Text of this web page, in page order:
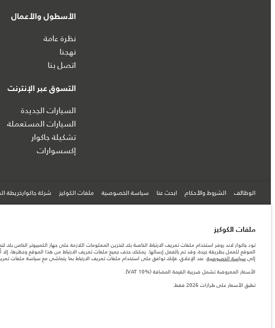
الأسطول والأعمال
نظرة عامة
نهجنا
اتصل بنا
التسوق عبر الإنترنت
السيارات الجديدة
السيارات المستعملة
تشكيلة جاكوار
إكسسوارات
الوظائف الشروط والأحكام ابحث عنا سياسة الخصوصية ملفات الكوكيز شركة جاكوارخريطة
البحرين, السيارات الأوروبية
المعلومات والمواصفات والأسعار والألوان المذكورة على هذا الموقع قد تختلف من بلد إلى آخر، كما أنّها قد تتغير بدون
الأرقام المقدمة هي نتيجة لاختبارات المصنع الرسمية وفقاً لتشريعات الاتحاد الأوروبي. قد يتباين استهلك الوقود
ملاحظة مهمة حول الصور والمواصفات. إن النقص العالمي في أشباه الموصلات يؤثر حاليًا في مواصفات تصميم السيارات
والخيارات والحلية ومجموعات الألوان. يرجى استشارة وكيلك الذي سيتمكّن من تأكيد أي تقييدات حالية معك للسماح لك باتخاذ
ملفات الكوكيز
تود جاكوار لاند روفر استخدام ملفات تعريف الارتباط الخاصة بك لتخزين المعلومات اللازمة على جهاز الكمبيوتر الخاص بك
الموقع للعمل بطريقة جيدة، وقد تم بالفعل إرسالها. يمكنك حذف جميع ملفات تعريف الارتباط من هذا الموقع وحظرها،
إلى سياسة الخصوصية. عند الإغلاق، فإنك توافق على استخدام ملفات تعريف الارتباط بما يتماشى مع سياسة ملفات
الأسعار المعروضة تشمل ضريبة القيمة المضافة (VAT 10%).
تطبق الأسعار على طرازات 2026 فقط.‎